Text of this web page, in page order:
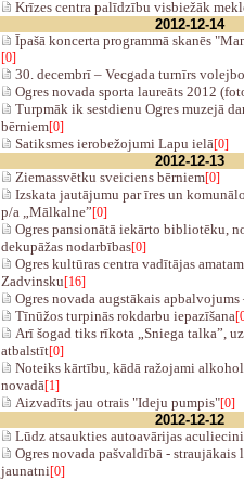
Krīzes centra palīdzību visbiežāk
2012-12-14
Īpašā koncerta programmā skanēs
[0]
30. decembrī – Vecgada turnīrs
Ogres novada sporta laureāts 2012
Turpmāk ik sestdienu Ogres muzejā
bērniem[0]
Satiksmes ierobežojumi Lapu ielā[0]
2012-12-13
Ziemassvētku sveiciens bērniem[0]
Izskata jautājumu par īres un
p/a „Mālkalne”[0]
Ogres pansionātā iekārto bibliotēku,
dekupāžas nodarbības[0]
Ogres kultūras centra vadītājas
Zadvinsku[16]
Ogres novada augstākais
Tīnūžos turpinās rokdarbu iepazīšana
Arī šogad tiks rīkota „Sniega talka”,
atbalstīt[0]
Noteiks kārtību, kādā ražojami
novadā[1]
Aizvadīts jau otrais "Ideju pumpis"[0]
2012-12-12
Lūdz atsaukties autoavārijas
Ogres novada pašvaldībā - straujākais
jaunatni[0]